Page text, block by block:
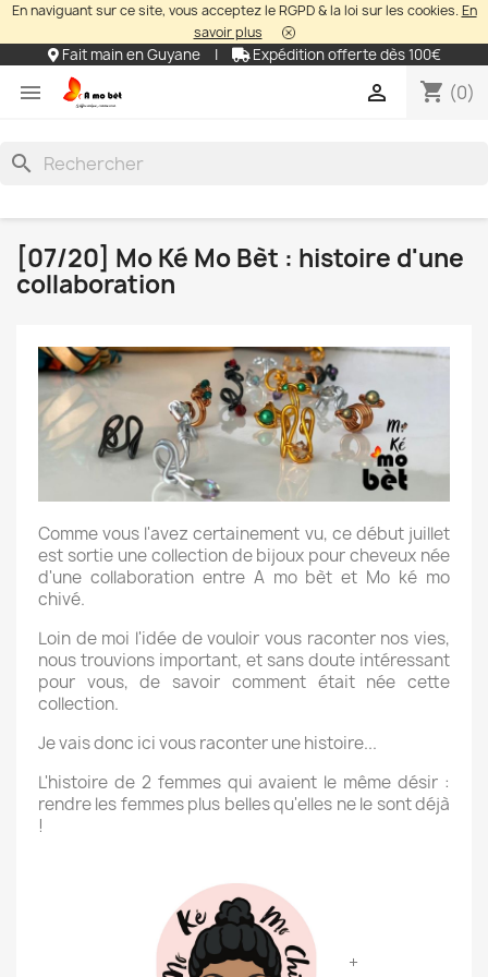
En naviguant sur ce site, vous acceptez le RGPD & la loi sur les cookies.En
savoir plus
Fait main en Guyane | Expédition offerte dès 100€
 shopping_cart (0)

search
[07/20] Mo Ké Mo Bèt : histoire d'une
collaboration
Comme vous l'avez certainement vu, ce début juillet
est sortie une collection de bijoux pour cheveux née
d'une collaboration entre A mo bèt et Mo ké mo
chivé.
Loin de moi l'idée de vouloir vous raconter nos vies,
nous trouvions important, et sans doute intéressant
pour vous, de savoir comment était née cette
collection.
Je vais donc ici vous raconter une histoire...
L'histoire de 2 femmes qui avaient le même désir :
rendre les femmes plus belles qu'elles ne le sont déjà
!
+